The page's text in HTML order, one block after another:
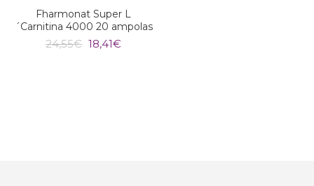
Fharmonat Super L
´Carnitina 4000 20 ampolas
24,55€ O
18,41€